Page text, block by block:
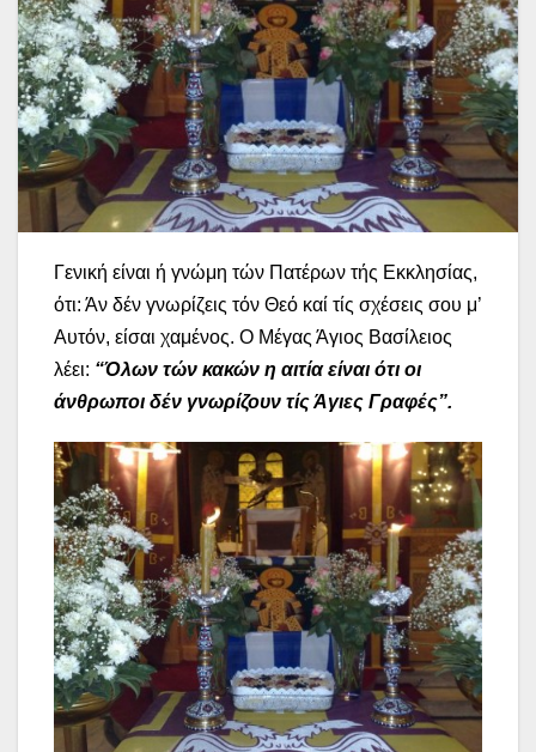
Γενική είναι ή γνώμη τών Πατέρων τής Εκκλησίας,
ότι: Άν δέν γνωρίζεις τόν Θεό καί τίς σχέσεις σου μ’
Αυτόν, είσαι χαμένος. Ο Μέγας Άγιος Βασίλειος
λέει: “Όλων τών κακών η αιτία είναι ότι οι
άνθρωποι δέν γνωρίζουν τίς Άγιες Γραφές”.